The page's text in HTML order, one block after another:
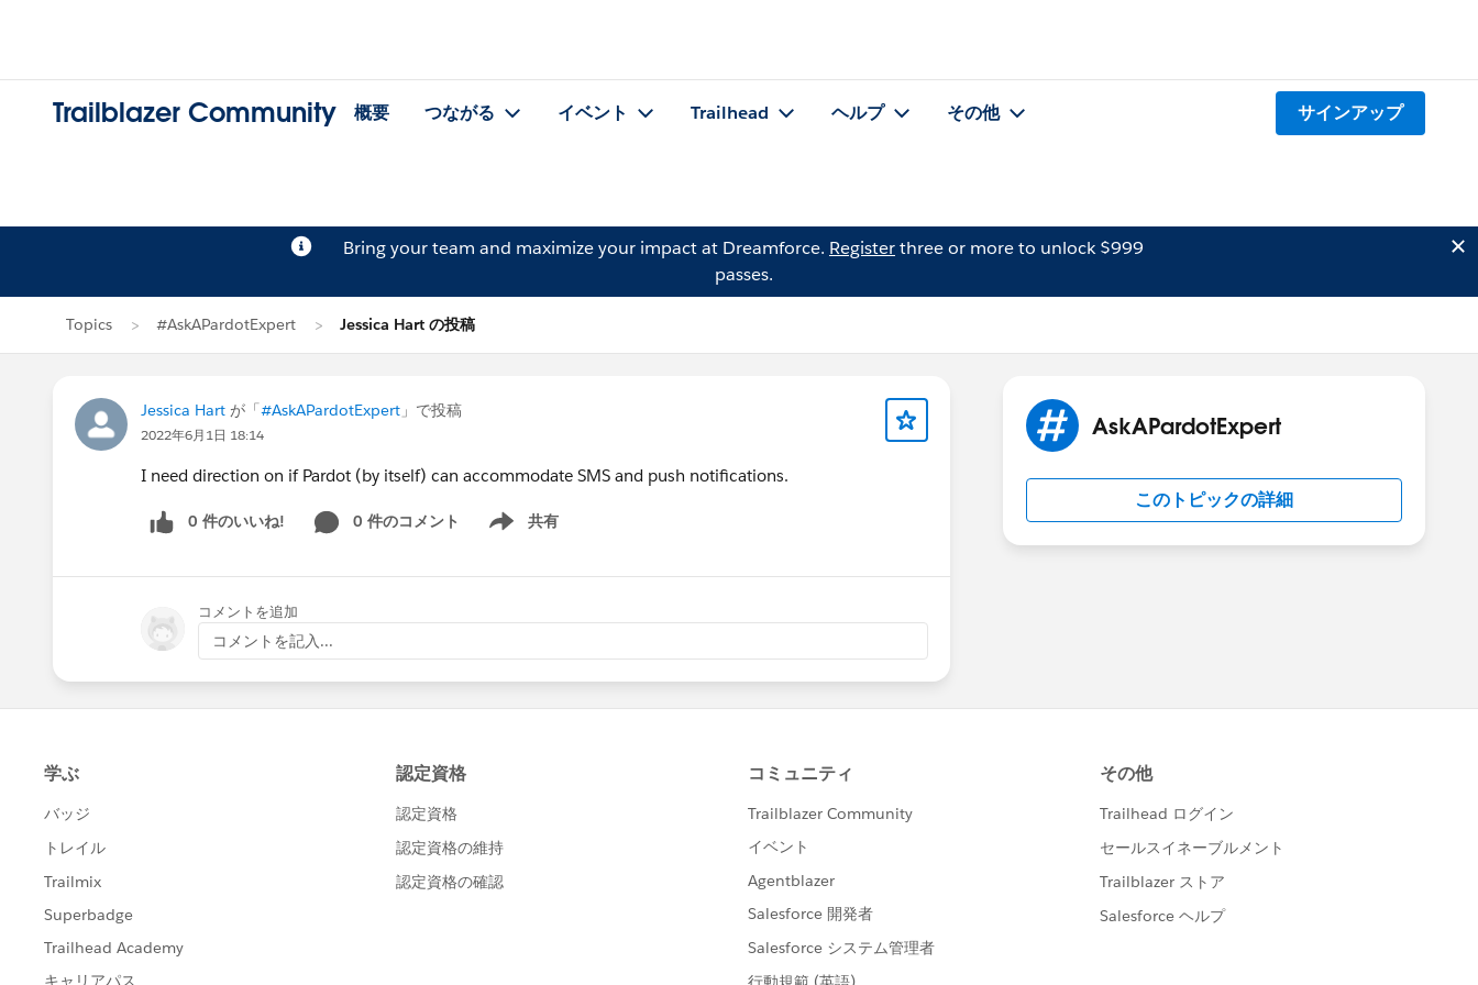
Trailblazer Community 概要 つながる イベント Trailhead ヘルプ その他 サインアップ
Bring your team and maximize your impact at Dreamforce. Registerthree or more to unlock $999
passes.
Topics #AskAPardotExpert Jessica Hart の投稿
Jessica Hart が「#AskAPardotExpert 」で投稿
2022年6月1日 18:14
I need direction on if Pardot (by itself) can accommodate SMS and push notifications.
0 件のいいね! 0 件のコメント 共有
Show menu
コメントを追加
コメントを記入...
AskAPardotExpert
このトピックの詳細